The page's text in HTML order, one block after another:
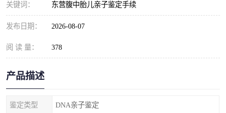
关键词： 东营腹中胎儿亲子鉴定手续
发布日期： 2026-08-07
阅 读 量： 378
产品描述
鉴定类型 DNA亲子鉴定